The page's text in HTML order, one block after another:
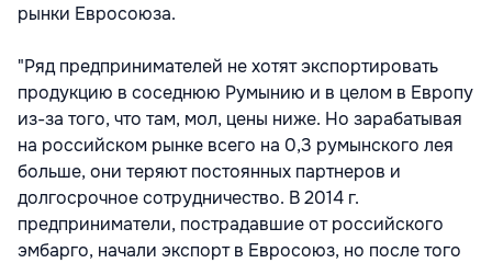
рынки Евросоюза.
"Ряд предпринимателей не хотят экспортировать
продукцию в соседнюю Румынию и в целом в Европу
из-за того, что там, мол, цены ниже. Но зарабатывая
на российском рынке всего на 0,3 румынского лея
больше, они теряют постоянных партнеров и
долгосрочное сотрудничество. В 2014 г.
предприниматели, пострадавшие от российского
эмбарго, начали экспорт в Евросоюз, но после того